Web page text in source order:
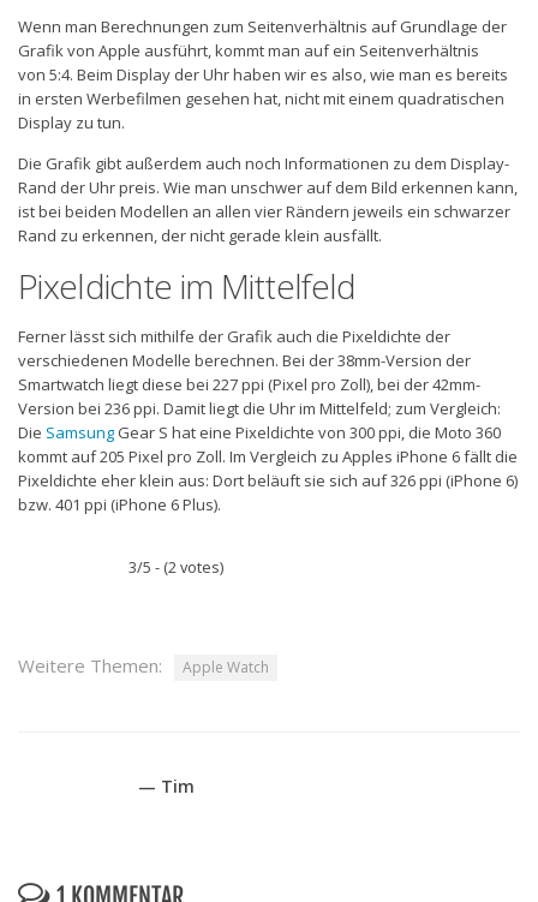
Wenn man Berechnungen zum Seitenverhältnis auf Grundlage der
Grafik von Apple ausführt, kommt man auf ein Seitenverhältnis
von 5:4. Beim Display der Uhr haben wir es also, wie man es bereits
in ersten Werbefilmen gesehen hat, nicht mit einem quadratischen
Display zu tun.
Die Grafik gibt außerdem auch noch Informationen zu dem Display-
Rand der Uhr preis. Wie man unschwer auf dem Bild erkennen kann,
ist bei beiden Modellen an allen vier Rändern jeweils ein schwarzer
Rand zu erkennen, der nicht gerade klein ausfällt.
Pixeldichte im Mittelfeld
Ferner lässt sich mithilfe der Grafik auch die Pixeldichte der
verschiedenen Modelle berechnen. Bei der 38mm-Version der
Smartwatch liegt diese bei 227 ppi (Pixel pro Zoll), bei der 42mm-
Version bei 236 ppi. Damit liegt die Uhr im Mittelfeld; zum Vergleich:
Die Samsung Gear S hat eine Pixeldichte von 300 ppi, die Moto 360
kommt auf 205 Pixel pro Zoll. Im Vergleich zu Apples iPhone 6 fällt die
Pixeldichte eher klein aus: Dort beläuft sie sich auf 326 ppi (iPhone 6)
bzw. 401 ppi (iPhone 6 Plus).
3/5 - (2 votes)
Weitere Themen: Apple Watch
— Tim